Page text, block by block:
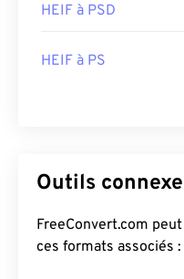
HEIF à PSD
HEIF à PS
Outils
FreeConvert.com
ces formats associés :